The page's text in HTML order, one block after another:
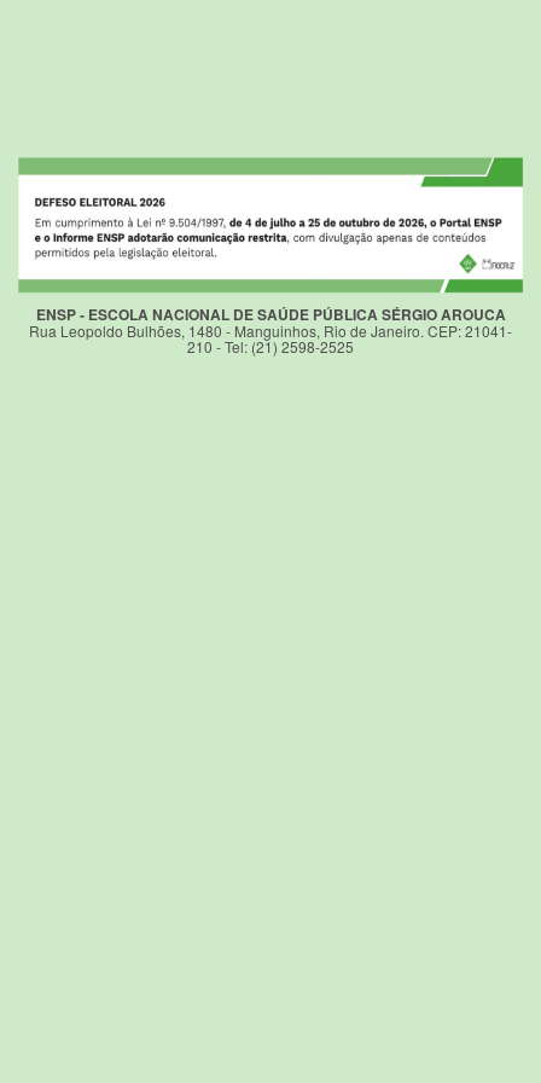
ENSP - ESCOLA NACIONAL DE SAÚDE PÚBLICA SÉRGIO AROUCA
Rua Leopoldo Bulhões, 1480 - Manguinhos, Rio de Janeiro. CEP: 21041-
210 - Tel: (21) 2598-2525